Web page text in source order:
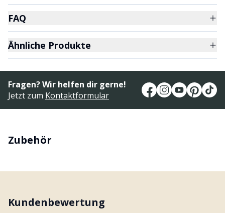
FAQ
Ähnliche Produkte
Fragen? Wir helfen dir gerne!
Jetzt zum Kontaktformular
Zubehör
Kundenbewertung